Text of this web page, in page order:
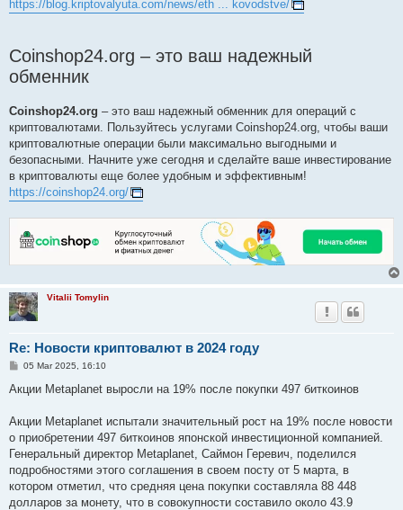
https://blog.kriptovalyuta.com/news/eth ... kovodstve/
Coinshop24.org – это ваш надежный
обменник
Coinshop24.org – это ваш надежный обменник для операций с
криптовалютами. Пользуйтесь услугами Coinshop24.org, чтобы ваши
криптовалютные операции были максимально выгодными и
безопасными. Начните уже сегодня и сделайте ваше инвестирование
в криптовалюты еще более удобным и эффективным!
https://coinshop24.org/
Vitalii Tomylin
Re: Новости криптовалют в 2024 году
P
s
05 Mar 2025, 16:10
Акции Metaplanet выросли на 19% после покупки 497 биткоинов
Акции Metaplanet испытали значительный рост на 19% после новости
о приобретении 497 биткоинов японской инвестиционной компанией.
Генеральный директор Metaplanet, Саймон Геревич, поделился
подробностями этого соглашения в своем посту от 5 марта, в
котором отметил, что средняя цена покупки составляла 88 448
долларов за монету, что в совокупности составило около 43.9